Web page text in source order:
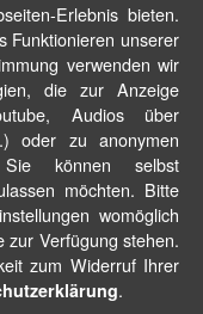
Erlebnis bieten.
Funktionieren unserer
verwenden wir
die zur Anzeige
Audios über
oder zu anonymen
Sie können selbst
möchten. Bitte
womöglich
zur Verfügung stehen.
zum Widerruf Ihrer
.